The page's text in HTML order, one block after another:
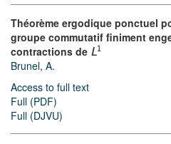
Théorème ergodique ponctuel
groupe commutatif finiment
contractions de L1
Brunel, A.
Access to full text
Full (PDF)
Full (DJVU)